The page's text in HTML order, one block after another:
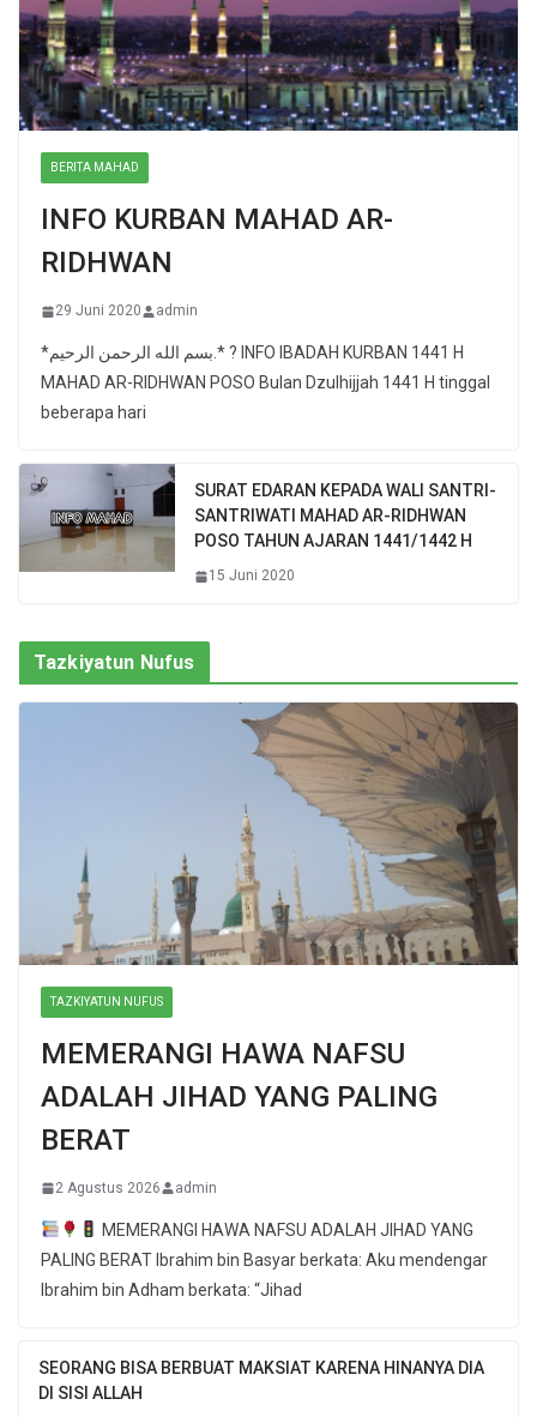
BERITA MAHAD
INFO KURBAN MAHAD AR-
RIDHWAN
29 Juni 2020 admin
*بسم الله الرحمن الرحيم.* ? INFO IBADAH KURBAN 1441 H
MAHAD AR-RIDHWAN POSO Bulan Dzulhijjah 1441 H tinggal
beberapa hari
SURAT EDARAN KEPADA WALI SANTRI-
SANTRIWATI MAHAD AR-RIDHWAN
POSO TAHUN AJARAN 1441/1442 H
15 Juni 2020
Tazkiyatun Nufus
TAZKIYATUN NUFUS
MEMERANGI HAWA NAFSU
ADALAH JIHAD YANG PALING
BERAT
2 Agustus 2026 admin
MEMERANGI HAWA NAFSU ADALAH JIHAD YANG
PALING BERAT Ibrahim bin Basyar berkata: Aku mendengar
Ibrahim bin Adham berkata: “Jihad
SEORANG BISA BERBUAT MAKSIAT KARENA HINANYA DIA
DI SISI ALLAH